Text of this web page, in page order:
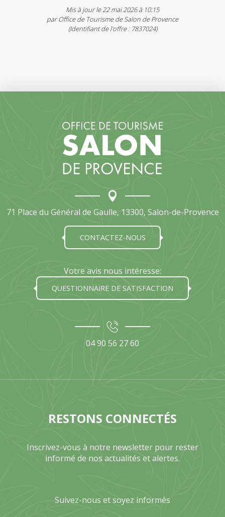
Mis à jour le 22 mai 2026 à 10:15
par Office de Tourisme de Salon de Provence
(Identifiant de l'offre : 7837024)
71 Place du Général de Gaulle, 13300, Salon-de-Provence
CONTACTEZ-NOUS
Votre avis nous intéresse:
QUESTIONNAIRE DE SATISFACTION
04 90 56 27 60
RESTONS CONNECTÉS
Inscrivez-vous à notre newsletter pour rester
informé de nos actualités et alertes.
Suivez-nous et soyez informés